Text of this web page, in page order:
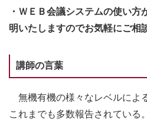
・ＷＥＢ会議システムの使い
明いたしますのでお気軽にご相
講師の言葉
無機有機の様々なレベルによ
これまでも多数報告されてい